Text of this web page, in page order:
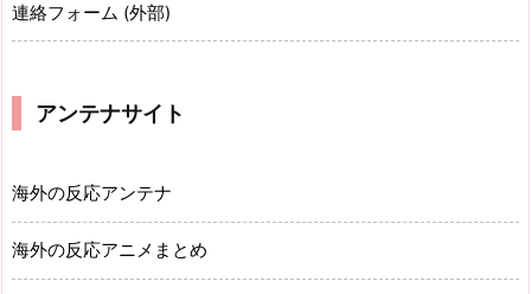
連絡フォーム (外部)
アンテナサイト
海外の反応アンテナ
海外の反応アニメまとめ